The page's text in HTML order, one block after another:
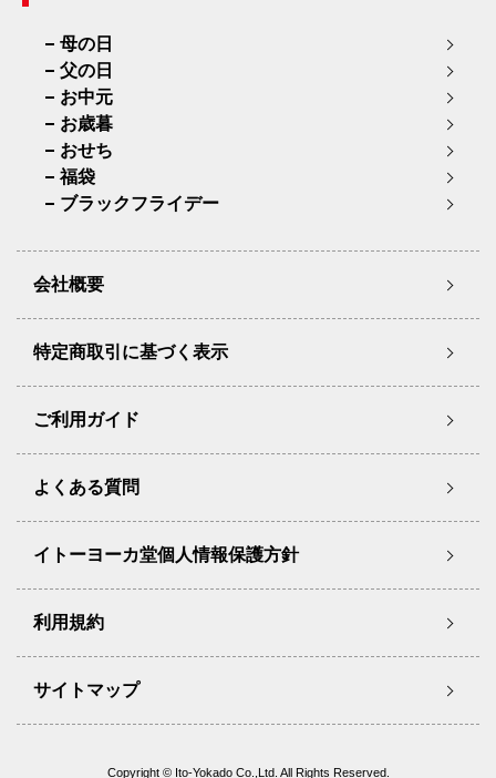
母の日
父の日
お中元
お歳暮
おせち
福袋
ブラックフライデー
会社概要
特定商取引に基づく表示
ご利用ガイド
よくある質問
イトーヨーカ堂個人情報保護方針
利用規約
サイトマップ
Copyright © Ito-Yokado Co.,Ltd. All Rights Reserved.